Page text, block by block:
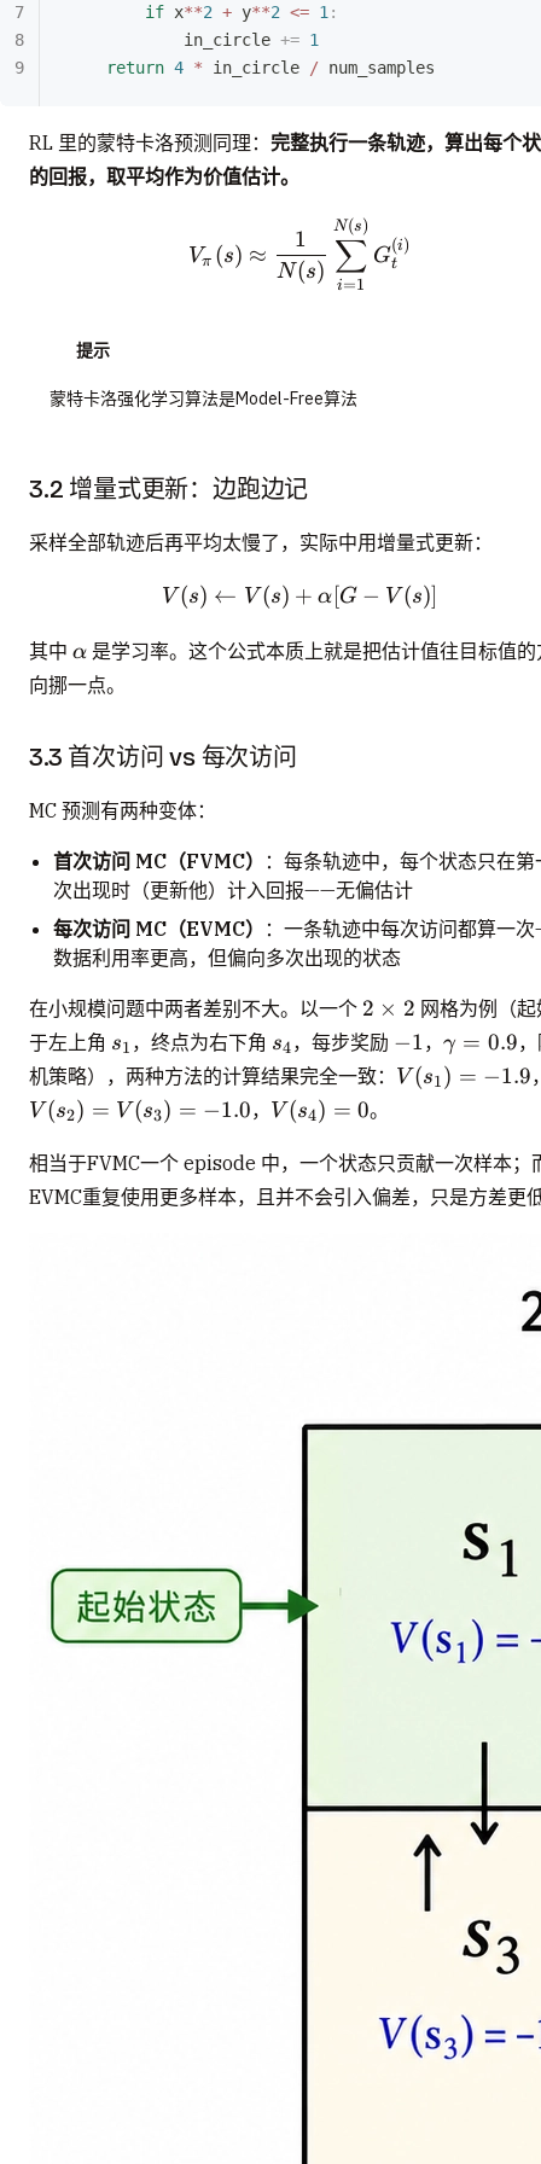
        if
x**2 + y**2 <= 1 :
            in_circle
+= 1
    return
4 * in_circle / num_samples
RL 里的蒙特卡洛预测同理： 完整执行一条轨迹，算出每个
的回报，取平均作为价值估计。
V_\pi(s) \approx
Vπ (s) ≈
N(s)
1
i=1
∑
N(s)
Gt
(i)
提示
蒙特卡洛强化学习算法是Model-Free算法
3.2 增量式更新：边跑边记
采样全部轨迹后再平均太慢了，实际中用增量式更新：
V(s) \leftarrow V(s) +
V (s) ← V (s) + α [G − V (s)]
其中 \alpha
α 是学习率。这个公式本质上就是把估计值往目标值的
向挪一点。
3.3 首次访问 vs 每次访问
MC 预测有两种变体：
首次访问 MC（FVMC）
：每条轨迹中，每个状态只在第
次出现时（更新他）计入回报——无偏估计
每次访问 MC（EVMC）
：一条轨迹中每次访问都算一
数据利用率更高，但偏向多次出现的状态
在小规模问题中两者差别不大。以一个 2
\times
2
2 × 2 网格为例（起
于左上角 s_1
s1 ，终点为右下角 s_4
s4，每步奖励 -1
−1 ， γ = 0.9
机策略），两种方法的计算结果完全一致： V(s_1)
V (s1) = −1.9
V (s2) = V (s3) = −1.0， V(s_4)
V (s4) = 0。
相当于FVMC一个 episode 中，一个状态只贡献一次样本；
EVMC重复使用更多样本，且并不会引入偏差，只是方差更